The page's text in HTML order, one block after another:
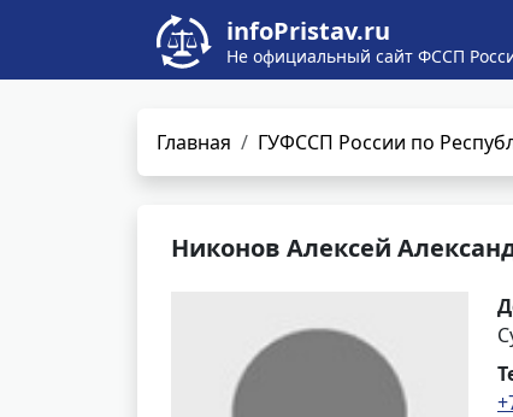
infoPristav.ru
Не официальный сайт ФССП
Главная ГУФССП России по
Никонов Алексей